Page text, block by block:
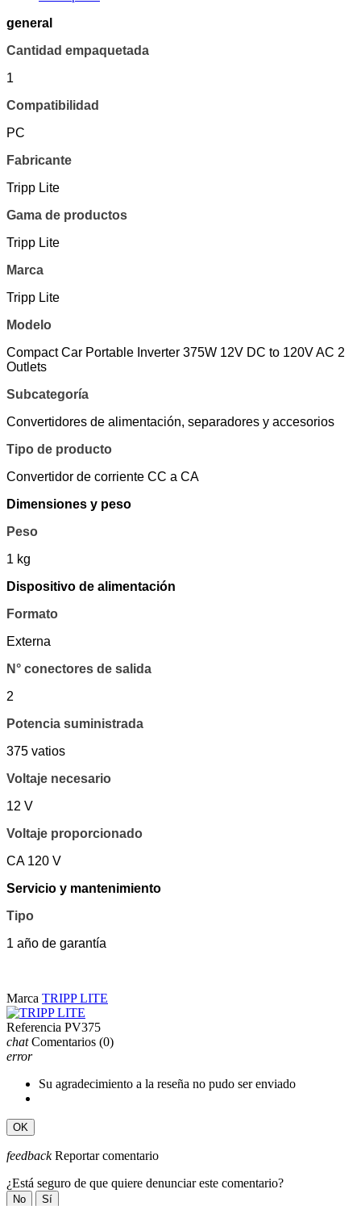
general
Cantidad empaquetada
1
Compatibilidad
PC
Fabricante
Tripp Lite
Gama de productos
Tripp Lite
Marca
Tripp Lite
Modelo
Compact Car Portable Inverter 375W 12V DC to 120V AC 2
Outlets
Subcategoría
Convertidores de alimentación, separadores y accesorios
Tipo de producto
Convertidor de corriente CC a CA
Dimensiones y peso
Peso
1 kg
Dispositivo de alimentación
Formato
Externa
N° conectores de salida
2
Potencia suministrada
375 vatios
Voltaje necesario
12 V
Voltaje proporcionado
CA 120 V
Servicio y mantenimiento
Tipo
1 año de garantía
Marca TRIPP LITE
Referencia PV375
chat Comentarios (0)
error
Su agradecimiento a la reseña no pudo ser enviado
OK
feedback Reportar comentario
¿Está seguro de que quiere denunciar este comentario?
No Sí